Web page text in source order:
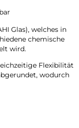
Glas), welches in
chemische
wird.
Flexibilität
wodurch